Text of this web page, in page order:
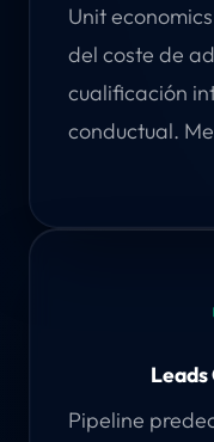
Unit
del coste de
cualificación
conductual.
Pipeline